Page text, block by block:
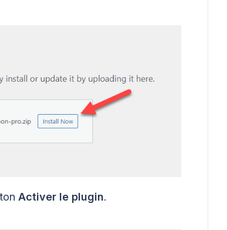
Activer le plugin.